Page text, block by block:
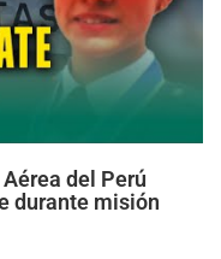
del Perú
durante misión